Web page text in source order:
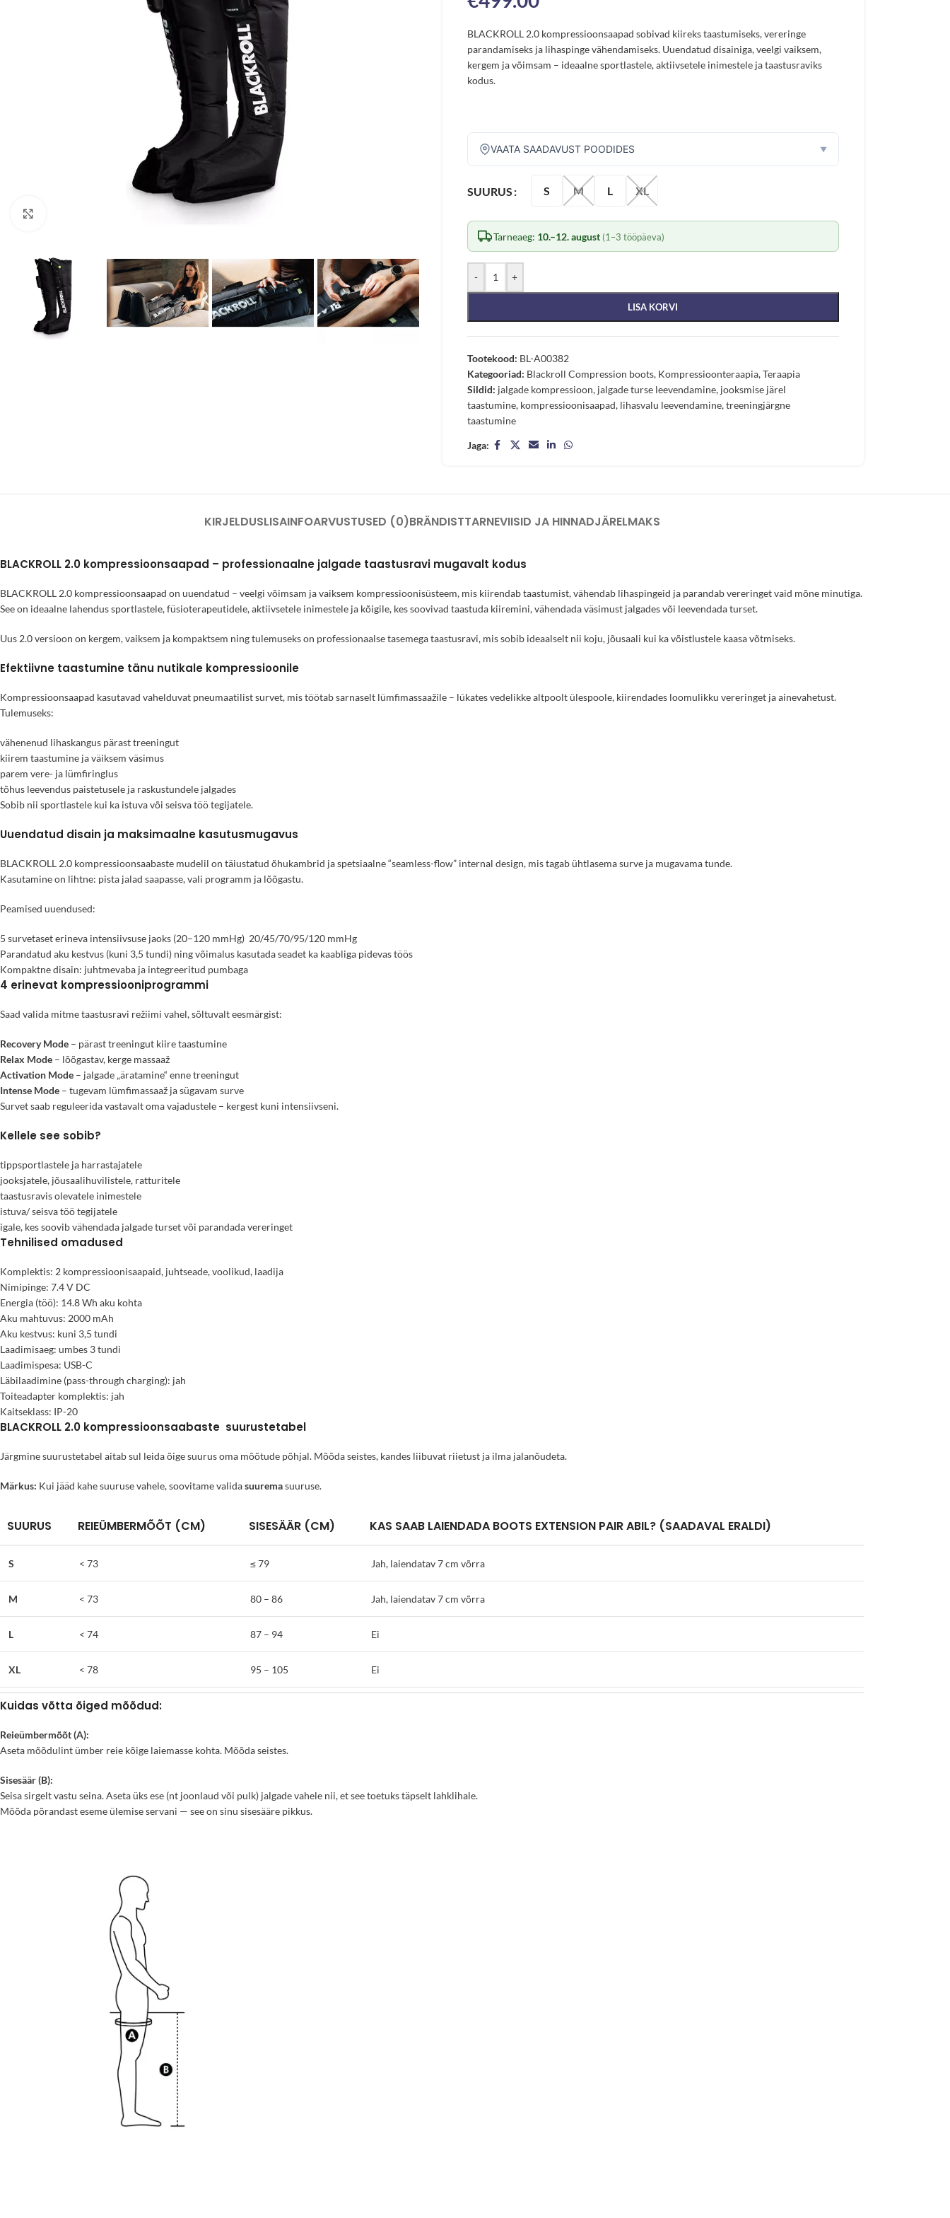
BLACKROLL 2.0 kompressioonsaapad sobivad kiireks taastumiseks, vereringe
parandamiseks ja lihaspinge vähendamiseks. Uuendatud disainiga, veelgi vaiksem,
kergem ja võimsam – ideaalne sportlastele, aktiivsetele inimestele ja taastusraviks
kodus.
VAATA SAADAVUST POODIDES ▼
SUURUS S M L XL
Tarneaeg: 10.–12. august (1–3 tööpäeva)
- +
LISA KORVI
Tootekood: BL-A00382
Kategooriad: Blackroll Compression boots, Kompressioonteraapia,Teraapia
Sildid: jalgade kompressioon, jalgade turse leevendamine, jooksmise järel
taastumine, kompressioonisaapad, lihasvalu leevendamine,treeningjärgne
taastumine
Jaga:
KIRJELDUSLISAINFOARVUSTUSED (0)BRÄNDISTTARNEVIISID JA HINNADJÄRELMAKS
BLACKROLL 2.0 kompressioonsaapad – professionaalne jalgade taastusravi mugavalt kodus
BLACKROLL 2.0 kompressioonsaapad on uuendatud – veelgi võimsam ja vaiksem kompressioonisüsteem, mis kiirendab taastumist, vähendab lihaspingeid ja parandab vereringet vaid mõne minutiga.
See on ideaalne lahendus sportlastele, füsioterapeutidele, aktiivsetele inimestele ja kõigile, kes soovivad taastuda kiiremini, vähendada väsimust jalgades või leevendada turset.
Uus 2.0 versioon on kergem, vaiksem ja kompaktsem ning tulemuseks on professionaalse tasemega taastusravi, mis sobib ideaalselt nii koju, jõusaali kui ka võistlustele kaasa võtmiseks.
Efektiivne taastumine tänu nutikale kompressioonile
Kompressioonsaapad kasutavad vahelduvat pneumaatilist survet, mis töötab sarnaselt lümfimassaažile – lükates vedelikke altpoolt ülespoole, kiirendades loomulikku vereringet ja ainevahetust.
Tulemuseks:
vähenenud lihaskangus pärast treeningut
kiirem taastumine ja väiksem väsimus
parem vere- ja lümfiringlus
tõhus leevendus paistetusele ja raskustundele jalgades
Sobib nii sportlastele kui ka istuva või seisva töö tegijatele.
Uuendatud disain ja maksimaalne kasutusmugavus
BLACKROLL 2.0 kompressioonsaabaste mudelil on täiustatud õhukambrid ja spetsiaalne “seamless-flow” internal design, mis tagab ühtlasema surve ja mugavama tunde.
Kasutamine on lihtne: pista jalad saapasse, vali programm ja lõõgastu.
Peamised uuendused:
5 survetaset erineva intensiivsuse jaoks (20–120 mmHg) 20/45/70/95/120 mmHg
Parandatud aku kestvus (kuni 3,5 tundi) ning võimalus kasutada seadet ka kaabliga pidevas töös
Kompaktne disain: juhtmevaba ja integreeritud pumbaga
4 erinevat kompressiooniprogrammi
Saad valida mitme taastusravi režiimi vahel, sõltuvalt eesmärgist:
Recovery Mode – pärast treeningut kiire taastumine
Relax Mode – lõõgastav, kerge massaaž
Activation Mode – jalgade „äratamine“ enne treeningut
Intense Mode – tugevam lümfimassaaž ja sügavam surve
Survet saab reguleerida vastavalt oma vajadustele – kergest kuni intensiivseni.
Kellele see sobib?
tippsportlastele ja harrastajatele
jooksjatele, jõusaalihuvilistele, ratturitele
taastusravis olevatele inimestele
istuva/ seisva töö tegijatele
igale, kes soovib vähendada jalgade turset või parandada vereringet
Tehnilised omadused
Komplektis: 2 kompressioonisaapaid, juhtseade, voolikud, laadija
Nimipinge: 7.4 V DC
Energia (töö): 14.8 Wh aku kohta
Aku mahtuvus: 2000 mAh
Aku kestvus: kuni 3,5 tundi
Laadimisaeg: umbes 3 tundi
Laadimispesa: USB-C
Läbilaadimine (pass-through charging): jah
Toiteadapter komplektis: jah
Kaitseklass: IP-20
BLACKROLL 2.0 kompressioonsaabaste suurustetabel
Järgmine suurustetabel aitab sul leida õige suurus oma mõõtude põhjal. Mõõda seistes, kandes liibuvat riietust ja ilma jalanõudeta.
Märkus: Kui jääd kahe suuruse vahele, soovitame validasuuremasuuruse.
SUURUS REIEÜMBERMÕÕT (CM) SISESÄÄR (CM) KAS SAAB LAIENDADA BOOTS EXTENSION PAIR ABIL? (SAADAVAL ERALDI)
S < 73 ≤ 79 Jah, laiendatav 7 cm võrra
M < 73 80 – 86 Jah, laiendatav 7 cm võrra
L < 74 87 – 94 Ei
XL < 78 95 – 105 Ei
Kuidas võtta õiged mõõdud:
Reieümbermõõt (A):
Aseta mõõdulint ümber reie kõige laiemasse kohta. Mõõda seistes.
Sisesäär (B):
Seisa sirgelt vastu seina. Aseta üks ese (nt joonlaud või pulk) jalgade vahele nii, et see toetuks täpselt lahklihale.
Mõõda põrandast eseme ülemise servani — see on sinu sisesääre pikkus.